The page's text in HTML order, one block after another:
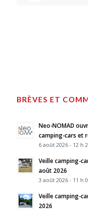
BRÈVES ET
Neo-NOMAD
camping-cars et
6 août 2026 - 12 h
Veille camping-
août 2026
3 août 2026 - 11 h
Veille camping-
2026